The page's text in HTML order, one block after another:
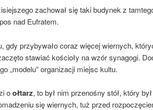
zachował się taki budynek z
nad Eufratem.
gdy przybywało coraz więcej wiernych,
stawiać kościoły na wzór synagogi.
„modelu” organizacji miejsc kultu.
oołtarz, to był nim przenośny stół, który
się wiernych, tuż przed